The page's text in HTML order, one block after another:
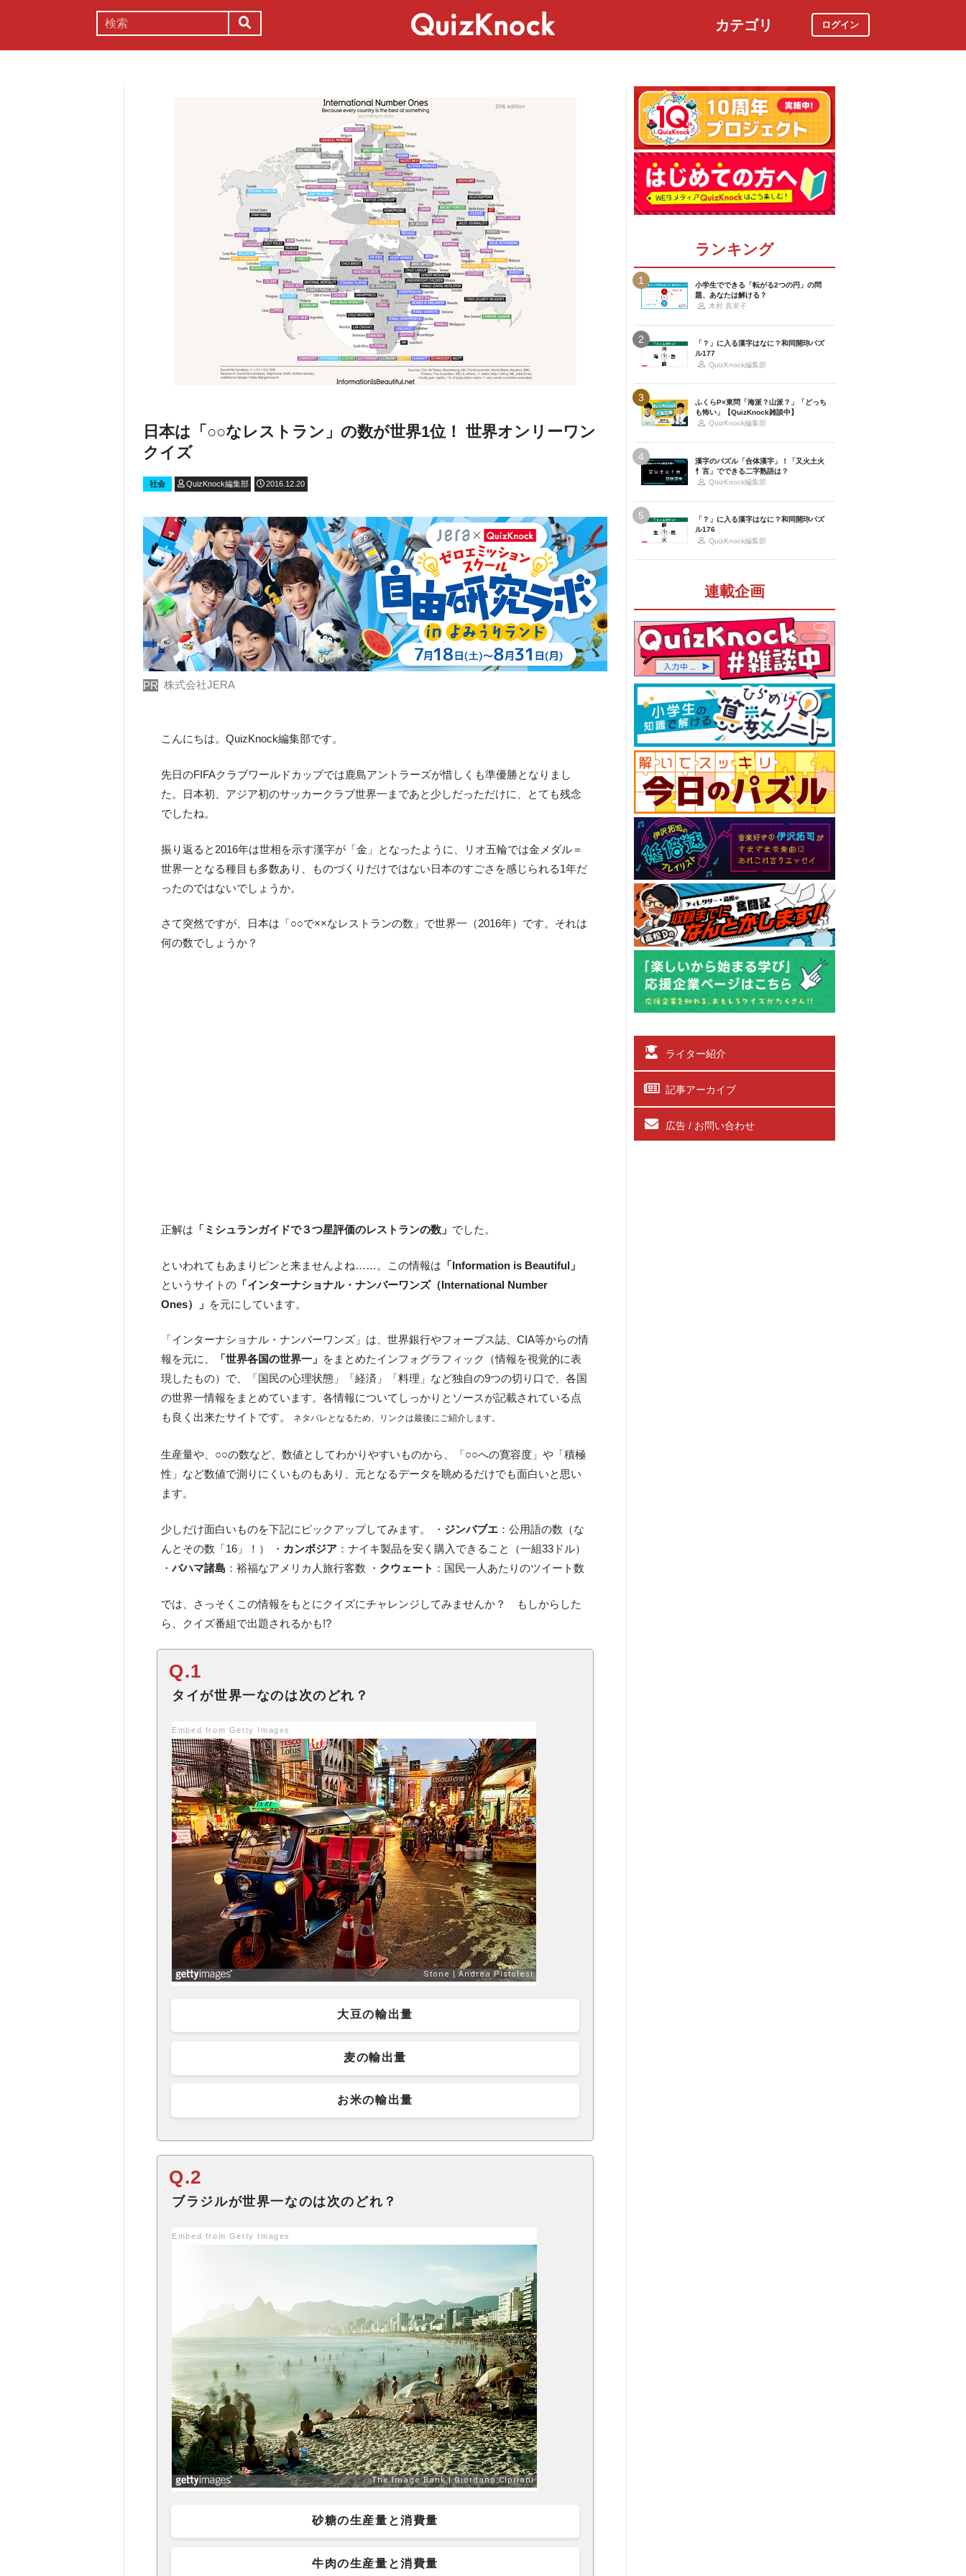
カテゴリ ログイン
日本は「○○なレストラン」の数が世界1位！ 世界オンリーワン
クイズ
社会 QuizKnock編集部 2016.12.20
PR 株式会社JERA
こんにちは。QuizKnock編集部です。
先日のFIFAクラブワールドカップでは鹿島アントラーズが惜しくも準優勝となりまし
た。日本初、アジア初のサッカークラブ世界一まであと少しだっただけに、とても残念
でしたね。
振り返ると2016年は世相を示す漢字が「金」となったように、リオ五輪では金メダル＝
世界一となる種目も多数あり、ものづくりだけではない日本のすごさを感じられる1年だ
ったのではないでしょうか。
さて突然ですが、日本は「○○で××なレストランの数」で世界一（2016年）です。それは
何の数でしょうか？
正解は 「ミシュランガイドで３つ星評価のレストランの数」 でした。
といわれてもあまりピンと来ませんよね……。この情報は 「Information is Beautiful」
というサイトの 「インターナショナル・ナンバーワンズ（International Number
Ones）」 を元にしています。
「インターナショナル・ナンバーワンズ」は、世界銀行やフォーブス誌、CIA等からの情
報を元に、
「世界各国の世界一」 をまとめたインフォグラフィック（情報を視覚的に表
現したもの）で、「国民の心理状態」「経済」「料理」など独自の9つの切り口で、各国
の世界一情報をまとめています。各情報についてしっかりとソースが記載されている点
も良く出来たサイトです。
ネタバレとなるため、リンクは最後にご紹介します。
生産量や、○○の数など、数値としてわかりやすいものから、「○○への寛容度」や「積極
性」など数値で測りにくいものもあり、元となるデータを眺めるだけでも面白いと思い
ます。
少しだけ面白いものを下記にピックアップしてみます。 ・ ジンバブエ ：公用語の数（な
んとその数「16」！） ・ カンボジア ：ナイキ製品を安く購入できること（一組33ドル）
・バハマ諸島 ：裕福なアメリカ人旅行客数 ・ クウェート ：国民一人あたりのツイート数
では、さっそくこの情報をもとにクイズにチャレンジしてみませんか？ もしからした
ら、クイズ番組で出題されるかも!?
Q.1
タイが世界一なのは次のどれ？
Embed from Getty Images
大豆の輸出量
麦の輸出量
お米の輸出量
Q.2
ブラジルが世界一なのは次のどれ？
Embed from Getty Images
砂糖の生産量と消費量
牛肉の生産量と消費量
ランキング
1
小学生でできる「転がる2つの円」の問
題、あなたは解ける？
木村 真実子
2
「？」に入る漢字はなに？和同開珎パズ
ル177
QuizKnock編集部
3
ふくらP×東問「海派？山派？」「どっち
も怖い」【QuizKnock雑談中】
QuizKnock編集部
4
漢字のパズル「合体漢字」！「又火土火
忄言」でできる二字熟語は？
QuizKnock編集部
5
「？」に入る漢字はなに？和同開珎パズ
ル176
QuizKnock編集部
連載企画
ライター紹介
記事アーカイブ
広告 / お問い合わせ